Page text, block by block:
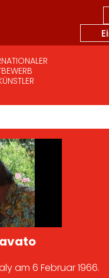
am 6 Februar 1966.